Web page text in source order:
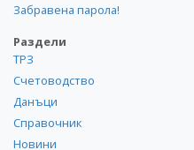
Забравена парола!
Раздели
ТРЗ
Счетоводство
Данъци
Справочник
Новини